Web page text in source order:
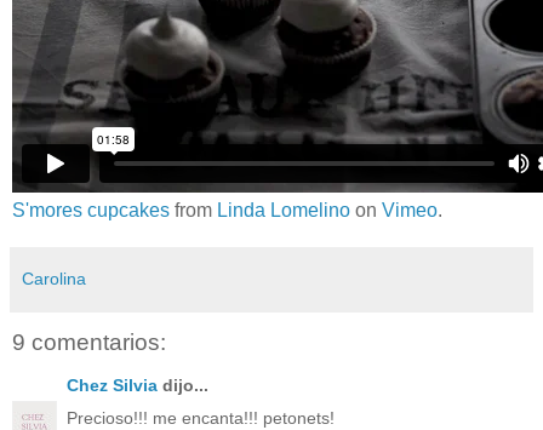
S'mores cupcakes from Linda Lomelino on Vimeo.
Carolina
9 comentarios:
Chez Silvia dijo...
Precioso!!! me encanta!!! petonets!